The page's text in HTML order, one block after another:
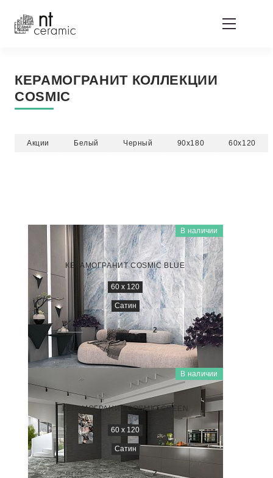
КЕРАМОГРАНИТ КОЛЛЕКЦИИ
COSMIC
Акции Белый Черный 90x180 60x120
В наличии
COSMIC
NTT9116
КЕРАМОГРАНИТ COSMIC BLUE
60 x 120
Сатин
3 900 1 600 ₽/м2 -59%
В наличии
COSMIC
NTT9117
КЕРАМОГРАНИТ COSMIC GREEN
60 x 120
Сатин
3 900 2 -59%